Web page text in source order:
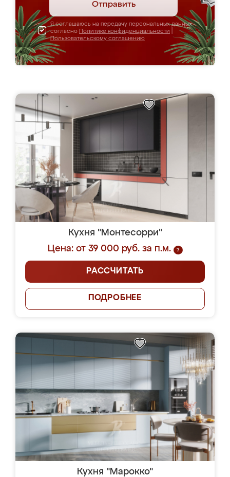
Отправить
Я соглашаюсь на передачу персональных данных
согласно Политике конфиденциальности
Пользовательскому соглашению
Кухня "Монтесорри"
Цена: от 39 000 руб. за п.м.
?
РАССЧИТАТЬ
ПОДРОБНЕЕ
Кухня "Марокко"